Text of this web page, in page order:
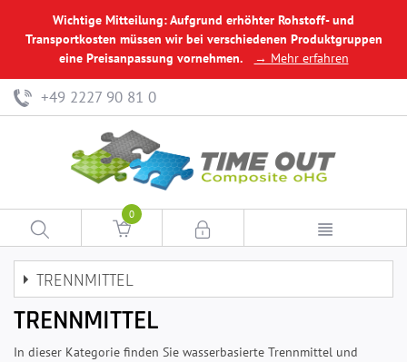
Wichtige Mitteilung: Aufgrund erhöhter Rohstoff- und
Transportkosten müssen wir bei verschiedenen Produktgruppen
eine Preisanpassung vornehmen.
→ Mehr erfahren
+49 2227 90 81 0
0
TRENNMITTEL
TRENNMITTEL
In dieser Kategorie finden Sie wasserbasierte Trennmittel und